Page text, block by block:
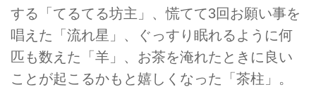
する「てるてる坊主」、慌てて3回お願い事を
唱えた「流れ星」、ぐっすり眠れるように何
匹も数えた「羊」、お茶を淹れたときに良い
ことが起こるかもと嬉しくなった「茶柱」。